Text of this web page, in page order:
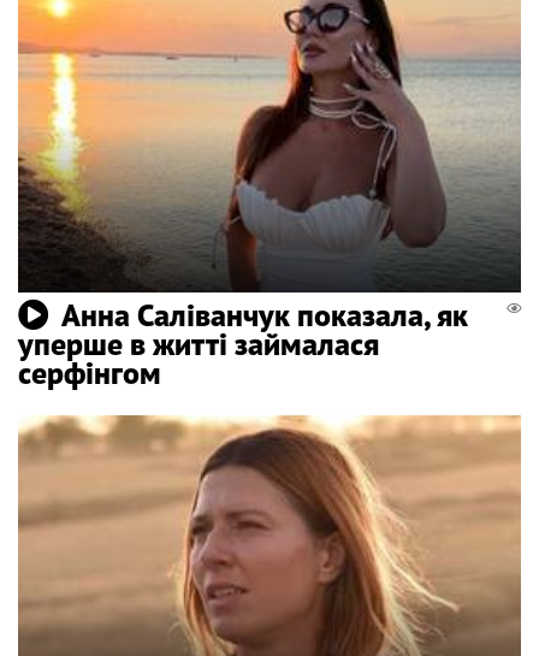
Анна Саліванчук показала, як
уперше в житті займалася
серфінгом